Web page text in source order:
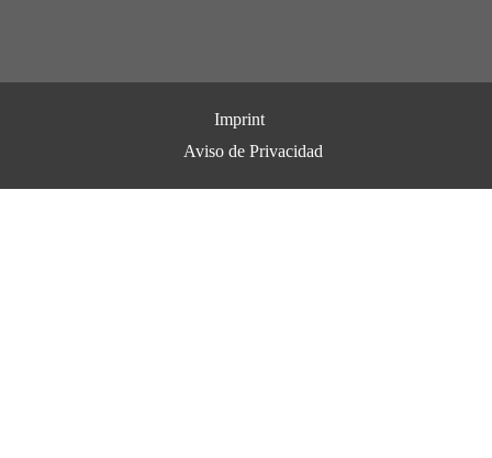
Imprint
Aviso de Privacidad